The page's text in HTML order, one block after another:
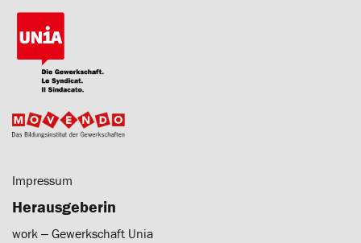
Impressum
Herausgeberin
work ‒ Gewerkschaft Unia